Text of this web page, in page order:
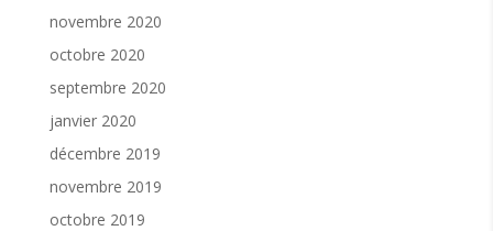
novembre 2020
octobre 2020
septembre 2020
janvier 2020
décembre 2019
novembre 2019
octobre 2019